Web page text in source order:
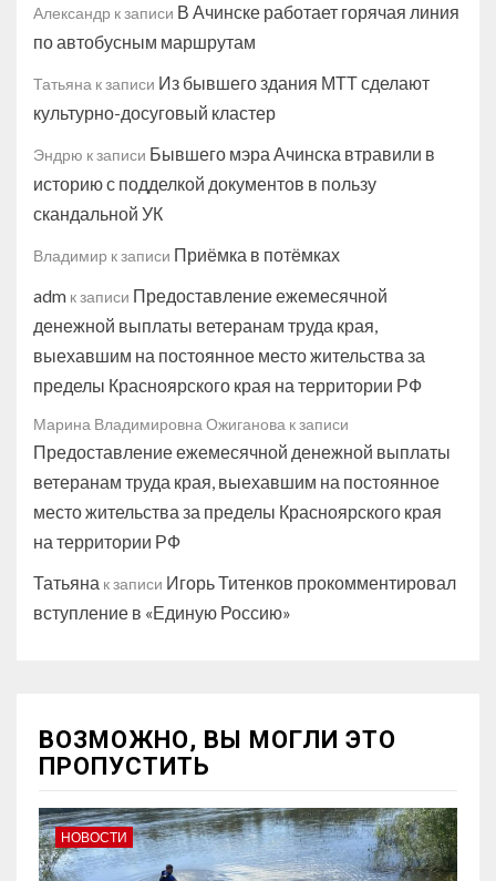
Александр к записи В Ачинске работает горячая линия
по автобусным маршрутам
Татьяна к записи Из бывшего здания МТТ сделают
культурно-досуговый кластер
Эндрю к записи Бывшего мэра Ачинска втравили в
историю с подделкой документов в пользу
скандальной УК
Владимир к записи Приёмка в потёмках
adm к записи Предоставление ежемесячной
денежной выплаты ветеранам труда края,
выехавшим на постоянное место жительства за
пределы Красноярского края на территории РФ
Марина Владимировна Ожиганова к записи
Предоставление ежемесячной денежной выплаты
ветеранам труда края, выехавшим на постоянное
место жительства за пределы Красноярского края
на территории РФ
Татьяна к записи Игорь Титенков прокомментировал
вступление в «Единую Россию»
ВОЗМОЖНО, ВЫ МОГЛИ ЭТО
ПРОПУСТИТЬ
НОВОСТИ